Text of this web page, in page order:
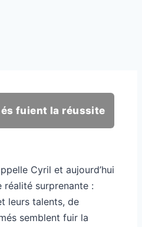
fuient la réussite
Cyril et aujourd’hui
réalité surprenante :
leurs talents, de
semblent fuir la